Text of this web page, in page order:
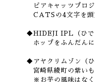
ビアキャッツプロジ
CATSの4文字を頭
◆HIDEJI IPL（ひで
ホップをふんだんに
◆アヤクリムゾン（ひ
宮崎県綾町の紫いも
※お芋の風味はなく